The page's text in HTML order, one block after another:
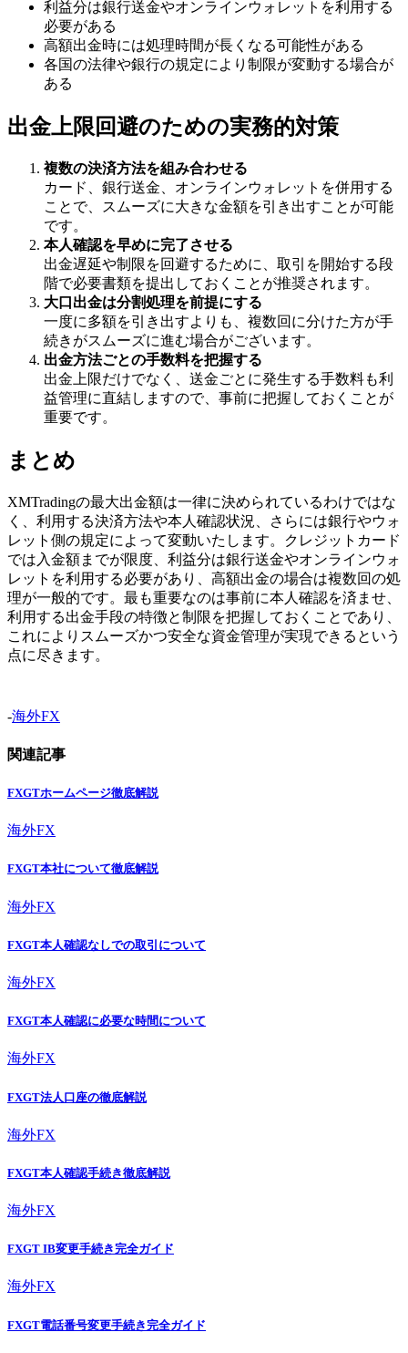
利益分は銀行送金やオンラインウォレットを利用する
必要がある
高額出金時には処理時間が長くなる可能性がある
各国の法律や銀行の規定により制限が変動する場合が
ある
出金上限回避のための実務的対策
複数の決済方法を組み合わせる
カード、銀行送金、オンラインウォレットを併用する
ことで、スムーズに大きな金額を引き出すことが可能
です。
本人確認を早めに完了させる
出金遅延や制限を回避するために、取引を開始する段
階で必要書類を提出しておくことが推奨されます。
大口出金は分割処理を前提にする
一度に多額を引き出すよりも、複数回に分けた方が手
続きがスムーズに進む場合がございます。
出金方法ごとの手数料を把握する
出金上限だけでなく、送金ごとに発生する手数料も利
益管理に直結しますので、事前に把握しておくことが
重要です。
まとめ
XMTradingの最大出金額は一律に決められているわけではな
く、利用する決済方法や本人確認状況、さらには銀行やウォ
レット側の規定によって変動いたします。クレジットカード
では入金額までが限度、利益分は銀行送金やオンラインウォ
レットを利用する必要があり、高額出金の場合は複数回の処
理が一般的です。最も重要なのは事前に本人確認を済ませ、
利用する出金手段の特徴と制限を把握しておくことであり、
これによりスムーズかつ安全な資金管理が実現できるという
点に尽きます。
-海外FX
関連記事
FXGTホームページ徹底解説
海外FX
FXGT本社について徹底解説
海外FX
FXGT本人確認なしでの取引について
海外FX
FXGT本人確認に必要な時間について
海外FX
FXGT法人口座の徹底解説
海外FX
FXGT本人確認手続き徹底解説
海外FX
FXGT IB変更手続き完全ガイド
海外FX
FXGT電話番号変更手続き完全ガイド